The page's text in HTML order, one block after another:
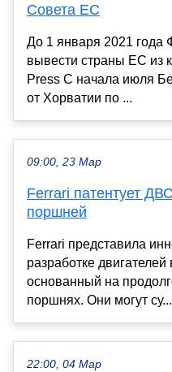
Совета ЕС
До 1 января 2021 года
вывести страны ЕС из
Press С начала июля
от Хорватии по ...
09:00, 23 Мар
Ferrari патентует
поршней
Ferrari представила
разработке
основанный на
поршнях. Они могут су...
22:00, 04 Мар